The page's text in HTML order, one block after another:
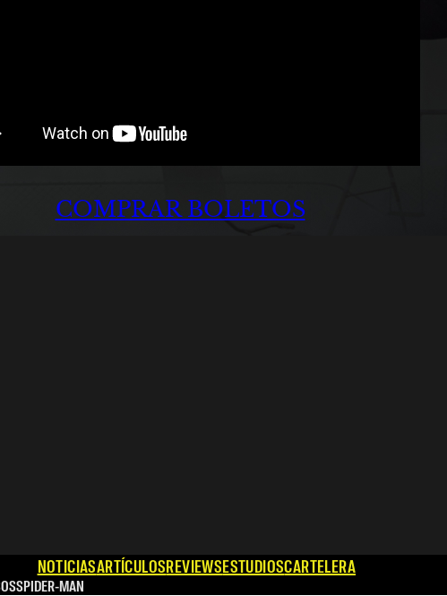
COMPRAR BOLETOS
NOTICIASARTÍCULOSREVIEWSESTUDIOSCARTELERA
SPIDER-MAN